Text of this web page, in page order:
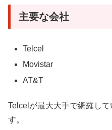
主要な会社
Telcel
Movistar
AT&T
Telcelが最大大手で網羅し
す。